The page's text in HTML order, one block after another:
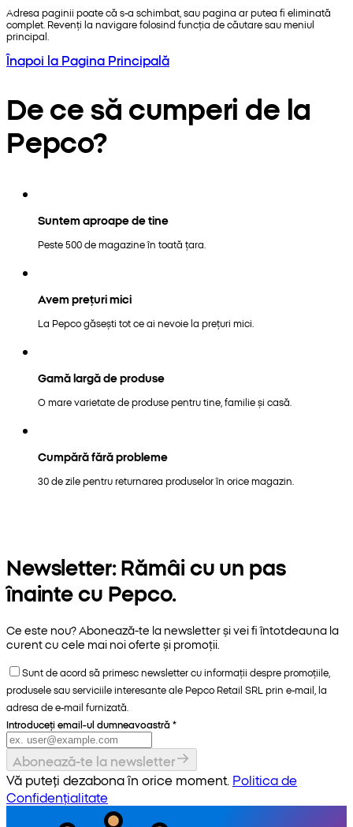
Adresa paginii poate că s-a schimbat, sau pagina ar putea fi eliminată
complet. Revenți la navigare folosind funcția de căutare sau meniul
principal.
Înapoi la Pagina Principală
De ce să cumperi de la
Pepco?
Suntem aproape de tine
Peste 500 de magazine în toată țara.
Avem prețuri mici
La Pepco găsești tot ce ai nevoie la prețuri mici.
Gamă largă de produse
O mare varietate de produse pentru tine, familie și casă.
Cumpără fără probleme
30 de zile pentru returnarea produselor în orice magazin.
Newsletter: Rămâi cu un pas
înainte cu Pepco.
Ce este nou? Abonează-te la newsletter și vei fi întotdeauna la
curent cu cele mai noi oferte și promoții.
Sunt de acord să primesc newsletter cu informații despre promoțiile,
produsele sau serviciile interesante ale Pepco Retail SRL prin e-mail, la
adresa de e-mail furnizată.
Introduceți email-ul dumneavoastră *
Abonează-te la newsletter
Vă puteți dezabona în orice moment. Politica de
Confidențialitate